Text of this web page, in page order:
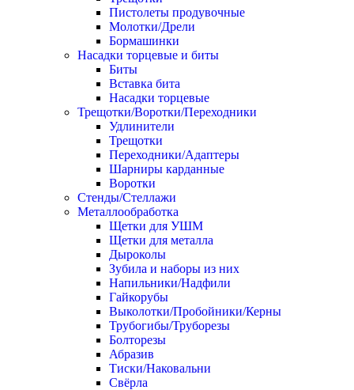
Пистолеты продувочные
Молотки/Дрели
Бормашинки
Насадки торцевые и биты
Биты
Вставка бита
Насадки торцевые
Трещотки/Воротки/Переходники
Удлинители
Трещотки
Переходники/Адаптеры
Шарниры карданные
Воротки
Стенды/Стеллажи
Металлообработка
Щетки для УШМ
Щетки для металла
Дыроколы
Зубила и наборы из них
Напильники/Надфили
Гайкорубы
Выколотки/Пробойники/Керны
Трубогибы/Труборезы
Болторезы
Абразив
Тиски/Наковальни
Свёрла